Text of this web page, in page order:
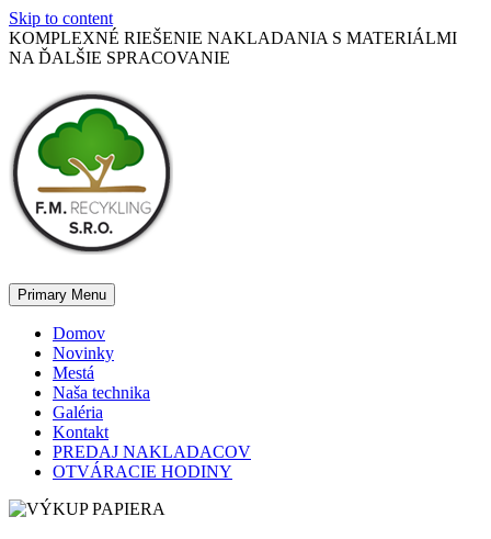
Skip to content
KOMPLEXNÉ RIEŠENIE NAKLADANIA S MATERIÁLMI
NA ĎALŠIE SPRACOVANIE
Primary Menu
Domov
Novinky
Mestá
Naša technika
Galéria
Kontakt
PREDAJ NAKLADACOV
OTVÁRACIE HODINY